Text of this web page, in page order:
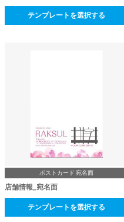
テンプレートを選択する
ポストカード 宛名面
店舗情報_宛名面
テンプレートを選択する